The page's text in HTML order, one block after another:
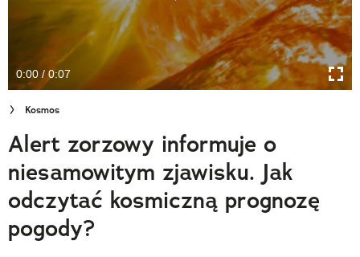
Cuda Polski
Wielki Konkurs Fotograficzny
Trendbook Podróżniczy
Polecane
0:00 / 0:07
Kosmos
Alert zorzowy informuje o
niesamowitym zjawisku. Jak
odczytać kosmiczną prognozę
pogody?